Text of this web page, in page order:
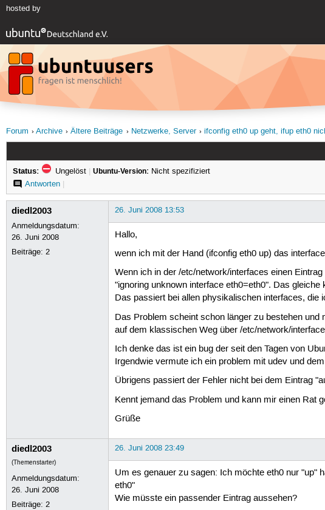
hosted by
Forum
Archive Ältere Beiträge Netzwerke, Server ifconfig eth0 up geht, ifup eth0
Status: Ungelöst | Ubuntu-Version: Nicht spezifiziert
Antworten|
diedl2003
Anmeldungsdatum:
26. Juni 2008
Beiträge:2
26. Juni 2008 13:53
Hallo,
wenn ich mit der Hand (ifconfig eth0 up) das
Wenn ich in der /etc/network/interfaces einen
"ignoring unknown interface eth0=eth0". Das
Das passiert bei allen physikalischen interfaces, die
Das Problem scheint schon länger zu bestehen
auf dem klassischen Weg über /etc/network/
Ich denke das ist ein bug der seit den Tagen von
Irgendwie vermute ich ein problem mit udev und
Übrigens passiert der Fehler nicht bei dem Eintrag
Kennt jemand das Problem und kann mir einen Rat
Grüße
diedl2003
(Themenstarter)
Anmeldungsdatum:
26. Juni 2008
Beiträge:2
26. Juni 2008 23:49
Um es genauer zu sagen: Ich möchte eth0 nur "up"
eth0"
Wie müsste ein passender Eintrag aussehen?